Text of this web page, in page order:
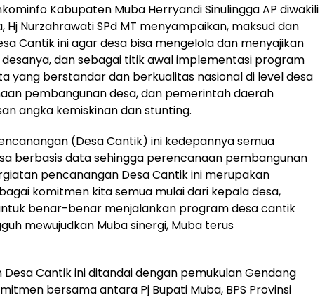
Kabupaten Muba Herryandi Sinulingga AP diwakili
Hj Nurzahrawati SPd MT menyampaikan, maksud dan
Cantik ini agar desa bisa mengelola dan menyajikan
dan sebagai titik awal implementasi program
yang berstandar dan berkualitas nasional di level desa
pembangunan desa, dan pemerintah daerah
angka kemiskinan dan stunting.
(Desa Cantik) ini kedepannya semua
berbasis data sehingga perencanaan pembangunan
pencanangan Desa Cantik ini merupakan
komitmen kita semua mulai dari kepala desa,
benar-benar menjalankan program desa cantik
mewujudkan Muba sinergi, Muba terus
Cantik ini ditandai dengan pemukulan Gendang
bersama antara Pj Bupati Muba, BPS Provinsi